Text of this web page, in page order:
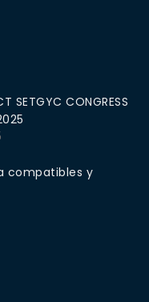
SETGYC CONGRESS
compatibles y